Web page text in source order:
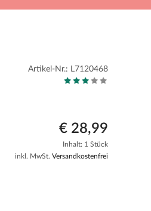
Artikel-Nr.: L7120468
€ 28,99
Inhalt: 1 Stück
inkl. MwSt. Versandkostenfrei